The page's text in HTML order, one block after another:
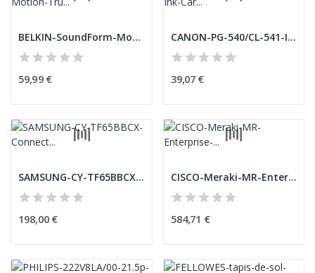
BELKIN-SoundForm-Motion-True-Wireless-Earbuds-B...
59,99 €
CANON-PG-540/CL-541-Ink-Cartridge-PVP
39,07 €
SAMSUNG-CY-TF65BBCX-Connectivity-Tray-for-Flip4...
198,00 €
CISCO-Meraki-MR-Enterprise-Agreement-5Year-Book...
584,71 €